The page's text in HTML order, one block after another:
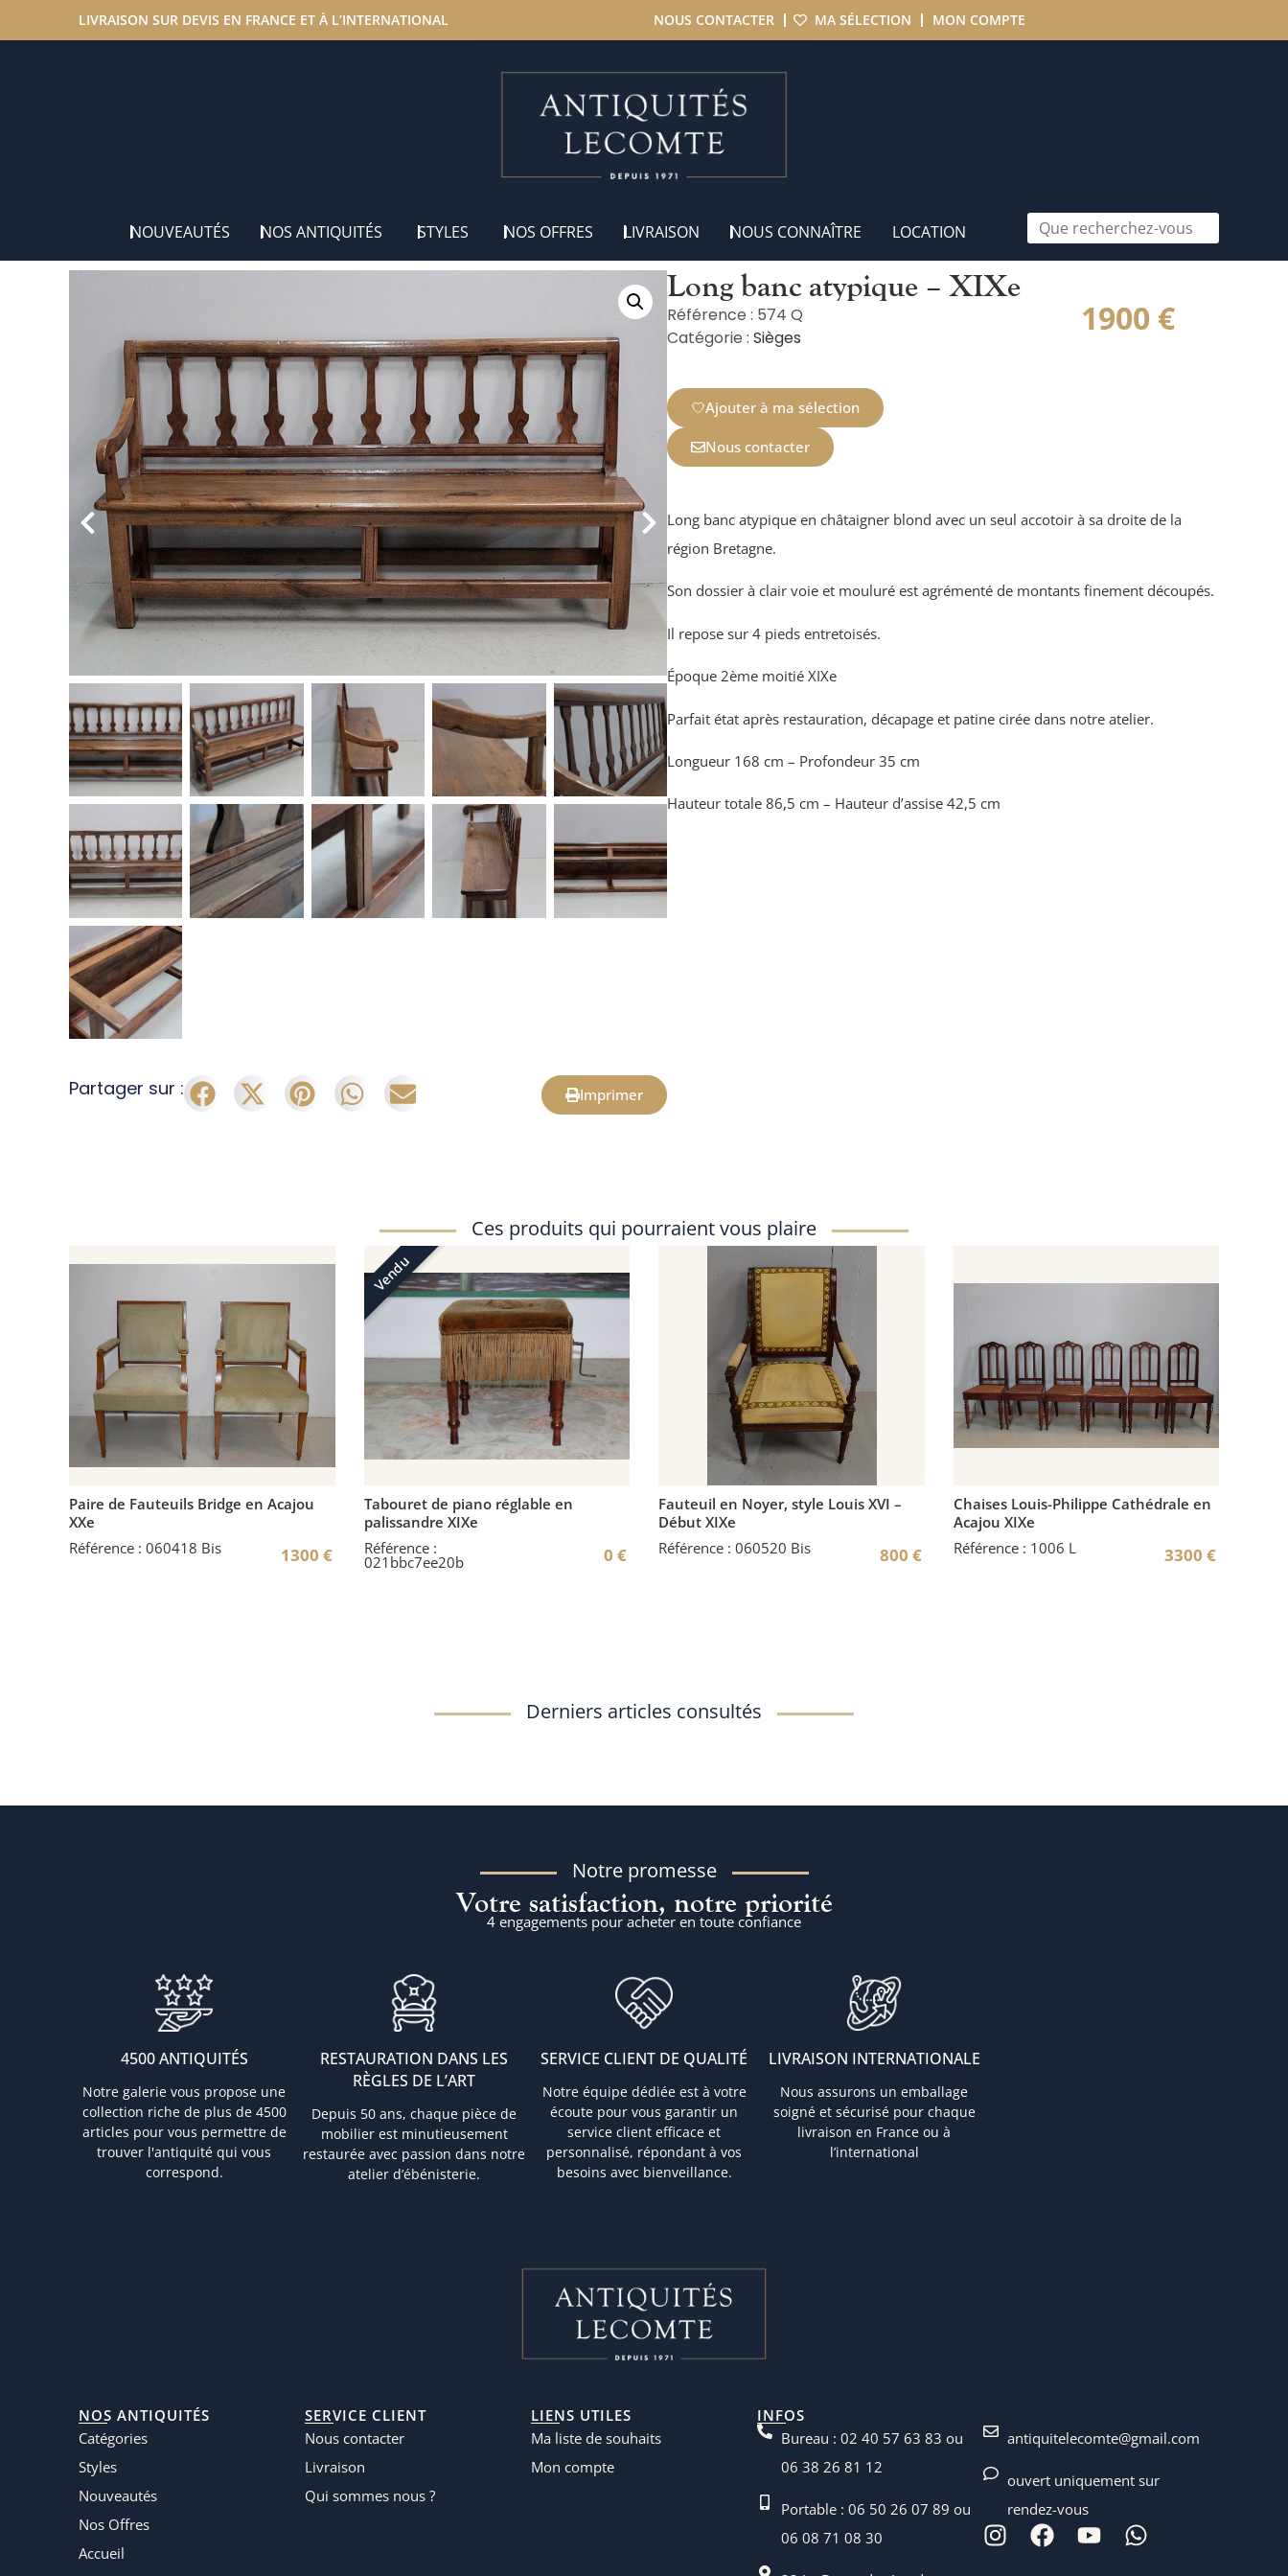
LIVRAISON SUR DEVIS EN FRANCE ET À L’INTERNATIONAL NOUS CONTACTER MA SÉLECTION MON COMPTE
NOUVEAUTÉS NOS ANTIQUITÉS STYLES NOS OFFRES LIVRAISON NOUS CONNAÎTRE LOCATION
Partager sur : Imprimer
Long banc atypique – XIXe
Référence : 574 Q
Catégorie : Sièges 1900 €
Ajouter à ma sélection
Nous contacter
Long banc atypique en châtaigner blond avec un seul accotoir à sa droite de la
région Bretagne.
Son dossier à clair voie et mouluré est agrémenté de montants finement découpés.
Il repose sur 4 pieds entretoisés.
Époque 2ème moitié XIXe
Parfait état après restauration, décapage et patine cirée dans notre atelier.
Longueur 168 cm – Profondeur 35 cm
Hauteur totale 86,5 cm – Hauteur d’assise 42,5 cm
Ces produits qui pourraient vous plaire
Paire de Fauteuils Bridge en Acajou
XXe
Référence : 060418 Bis
1300 €
Vendu
Tabouret de piano réglable en
palissandre XIXe
Référence :
021bbc7ee20b 0€
Fauteuil en Noyer, style Louis XVI –
Début XIXe
Référence : 060520 Bis
800 €
Chaises Louis-Philippe Cathédrale en
Acajou XIXe
Référence : 1006 L
3300€
Derniers articles consultés
Notre promesse
Votre satisfaction, notre priorité
4 engagements pour acheter en toute confiance
4500 ANTIQUITÉS
Notre galerie vous propose une
collection riche de plus de 4500
articles pour vous permettre de
trouver l'antiquité qui vous
correspond.
RESTAURATION DANS LES
RÈGLES DE L’ART
Depuis 50 ans, chaque pièce de
mobilier est minutieusement
restaurée avec passion dans notre
atelier d’ébénisterie.
SERVICE CLIENT DE QUALITÉ
Notre équipe dédiée est à votre
écoute pour vous garantir un
service client efficace et
personnalisé, répondant à vos
besoins avec bienveillance.
LIVRAISON INTERNATIONALE
Nous assurons un emballage
soigné et sécurisé pour chaque
livraison en France ou à
l’international
NOS ANTIQUITÉS
Catégories
Styles
Nouveautés
Nos Offres
Accueil
SERVICE CLIENT
Nous contacter
Livraison
Qui sommes nous ?
LIENS UTILES
Ma liste de souhaits
Mon compte
INFOS
Bureau : 02 40 57 63 83 ou
06 38 26 81 12
Portable : 06 50 26 07 89 ou
06 08 71 08 30
antiquitelecomte@gmail.com
ouvert uniquement sur
rendez-vous